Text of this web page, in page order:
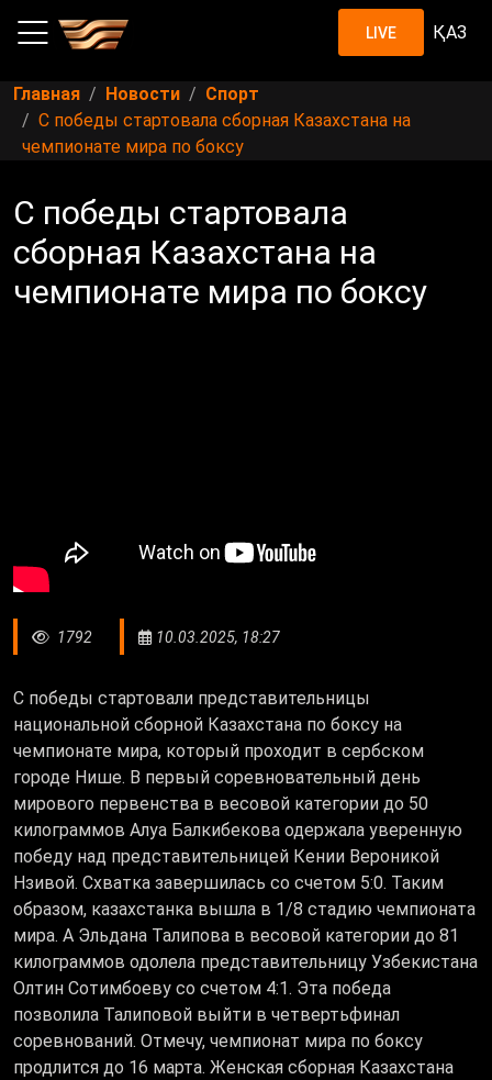
LIVE ҚАЗ
Главная Новости
Спорт
С победы стартовала сборная Казахстана на
чемпионате мира по боксу
С победы стартовала
сборная Казахстана на
чемпионате мира по боксу
1792 10.03.2025, 18:27
С победы стартовали представительницы
национальной сборной Казахстана по боксу на
чемпионате мира, который проходит в сербском
городе Нише. В первый соревновательный день
мирового первенства в весовой категории до 50
килограммов Алуа Балкибекова одержала уверенную
победу над представительницей Кении Вероникой
Нзивой. Схватка завершилась со счетом 5:0. Таким
образом, казахстанка вышла в 1/8 стадию чемпионата
мира. А Эльдана Талипова в весовой категории до 81
килограммов одолела представительницу Узбекистана
Олтин Сотимбоеву со счетом 4:1. Эта победа
позволила Талиповой выйти в четвертьфинал
соревнований. Отмечу, чемпионат мира по боксу
продлится до 16 марта. Женская сборная Казахстана